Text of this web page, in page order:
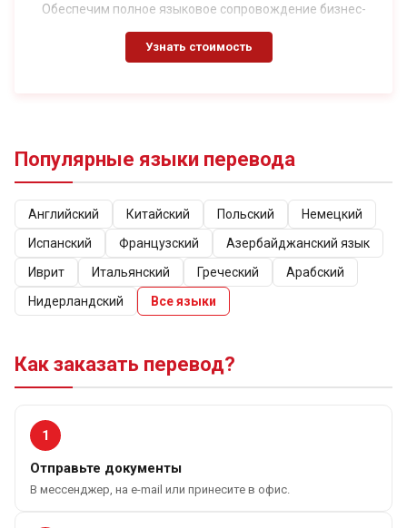
Обеспечим полное языковое сопровождение бизнес-
встреч, переговоров с партнерами, не говорящими на
русском языке
Узнать стоимость
Популярные языки перевода
Английский Китайский Польский
Немецкий
Испанский
Французский
Азербайджанский язык
Иврит
Итальянский Греческий
Арабский
Нидерландский
Все языки
Как заказать перевод?
1
Отправьте документы
В мессенджер, на e-mail или принесите в офис.